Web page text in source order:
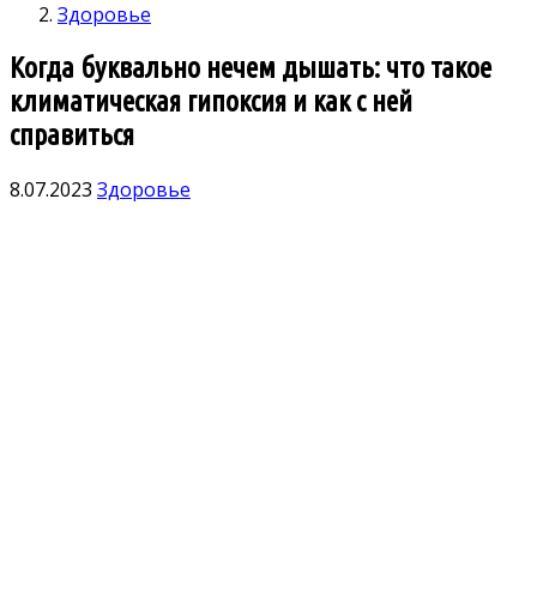
Здоровье
Когда буквально нечем дышать: что такое
климатическая гипоксия и как с ней
справиться
8.07.2023 Здоровье